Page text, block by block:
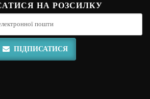
НА РОЗСИЛКУ
ПІДПИСАТИСЯ